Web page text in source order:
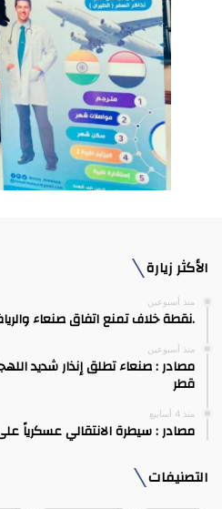
الأكثر زيارة
منذ أسبوعين
.نقطة خلاف تمنع اتفاق صنعاء
منذ أسبوعين
مصادر : صنعاء تطلق إنذار شديد
قطر
منذ 4 أسابيع
مصادر : سيطرة الانتقالي عسكرياً
التصنيفات